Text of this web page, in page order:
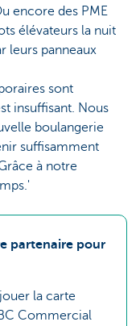
encore des PME
élévateurs la nuit
leurs panneaux
sont
insuffisant. Nous
boulangerie
suffisamment
à notre
partenaire pour
la carte
Commercial